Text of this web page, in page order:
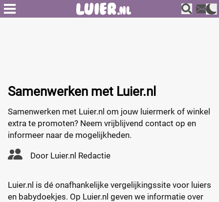
Samenwerken met Luier.nl
Samenwerken met Luier.nl om jouw luiermerk of winkel
extra te promoten? Neem vrijblijvend contact op en
informeer naar de mogelijkheden.
Door Luier.nl Redactie
Luier.nl is dé onafhankelijke vergelijkingssite voor luiers
en babydoekjes. Op Luier.nl geven we informatie over